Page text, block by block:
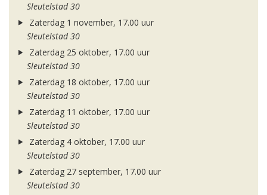
Sleutelstad 30
Zaterdag 1 november, 17.00 uur
Sleutelstad 30
Zaterdag 25 oktober, 17.00 uur
Sleutelstad 30
Zaterdag 18 oktober, 17.00 uur
Sleutelstad 30
Zaterdag 11 oktober, 17.00 uur
Sleutelstad 30
Zaterdag 4 oktober, 17.00 uur
Sleutelstad 30
Zaterdag 27 september, 17.00 uur
Sleutelstad 30